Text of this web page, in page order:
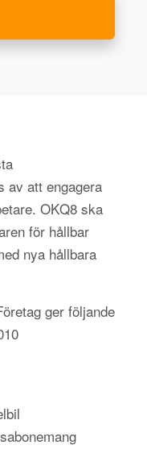
av att engagera
OKQ8 ska
för hållbar
nya hållbara
ger följande